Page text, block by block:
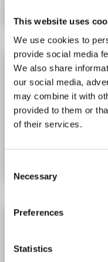
This website uses
We use cookies to
provide social media
We also share
our social media,
may combine it with
provided to them or
of their services.
Selection
Necessary
Preferences
Statistics
PGAP1 Antikörper
PGAP1 Reaktivität:
Wirt: Kaninchen
PGAP1 Antikörper